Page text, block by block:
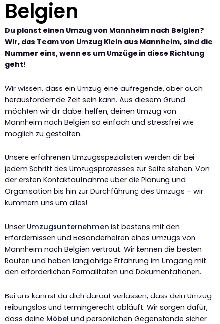
Belgien
Du planst einen Umzug von Mannheim nach Belgien?
Wir, das Team von Umzug Klein aus Mannheim, sind die
Nummer eins, wenn es um Umzüge in diese Richtung
geht!
Wir wissen, dass ein Umzug eine aufregende, aber auch
herausfordernde Zeit sein kann. Aus diesem Grund
möchten wir dir dabei helfen, deinen Umzug von
Mannheim nach Belgien so einfach und stressfrei wie
möglich zu gestalten.
Unsere erfahrenen Umzugsspezialisten werden dir bei
jedem Schritt des Umzugsprozesses zur Seite stehen. Von
der ersten Kontaktaufnahme über die Planung und
Organisation bis hin zur Durchführung des Umzugs – wir
kümmern uns um alles!
Unser Umzugsunternehmen ist bestens mit den
Erfordernissen und Besonderheiten eines Umzugs von
Mannheim nach Belgien vertraut. Wir kennen die besten
Routen und haben langjährige Erfahrung im Umgang mit
den erforderlichen Formalitäten und Dokumentationen.
Bei uns kannst du dich darauf verlassen, dass dein Umzug
reibungslos und termingerecht abläuft. Wir sorgen dafür,
dass deine Möbel und persönlichen Gegenstände sicher